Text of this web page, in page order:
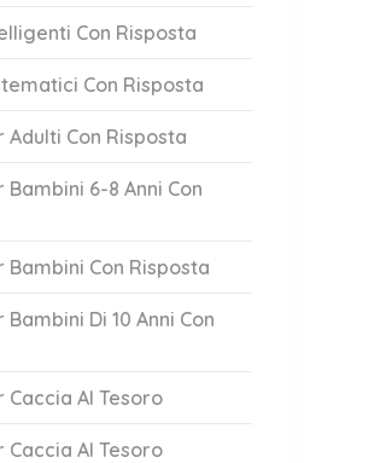
Con Risposta
Con Risposta
Adulti Con Risposta
Bambini 6-8 Anni Con
Bambini Con Risposta
Di 10 Anni Con
Caccia Al Tesoro
Caccia Al Tesoro